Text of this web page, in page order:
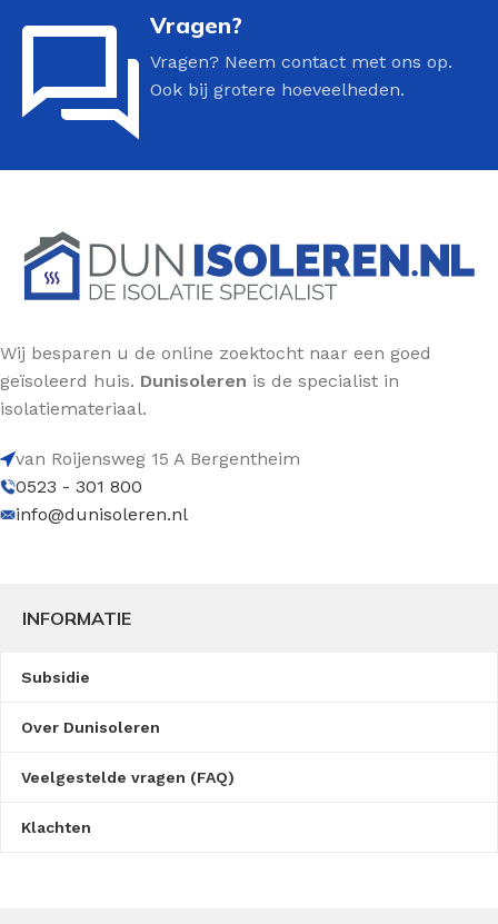
Vragen?
Vragen? Neem contact met ons op.
Ook bij grotere hoeveelheden.
Wij besparen u de online zoektocht naar een goed
geïsoleerd huis. Dunisoleren is de specialist in
isolatiemateriaal.
van Roijensweg 15 A Bergentheim
0523 - 301 800
info@dunisoleren.nl
INFORMATIE
Subsidie
Over Dunisoleren
Veelgestelde vragen (FAQ)
Klachten